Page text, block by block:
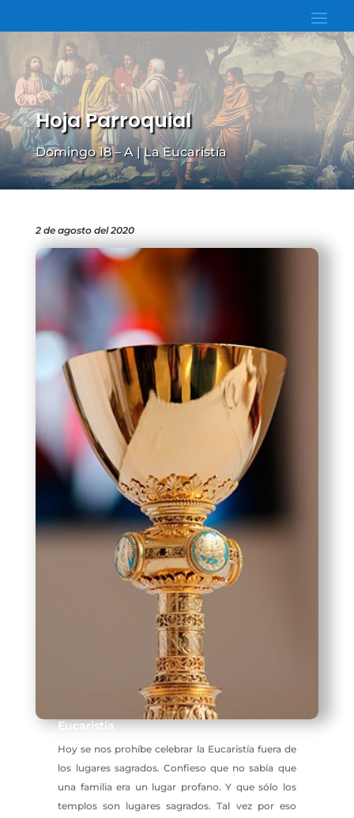
Hoja Parroquial
Domingo 18 – A | La Eucaristía
2 de agosto del 2020
Eucaristía
Hoy se nos prohíbe celebrar la Eucaristía fuera de
los lugares sagrados. Confieso que no sabía que
una familia era un lugar profano. Y que sólo los
templos son lugares sagrados. Tal vez por eso